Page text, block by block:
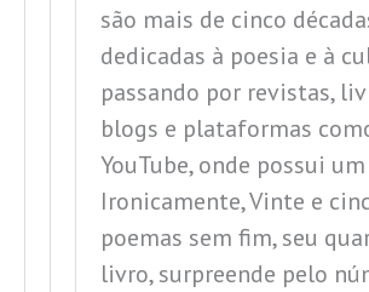
são mais de cinco
dedicadas à poesia e à
passando por revistas,
blogs e plataformas
YouTube, onde possui
Ironicamente,Vinte e
poemas sem fim,seu
livro, surpreende pelo